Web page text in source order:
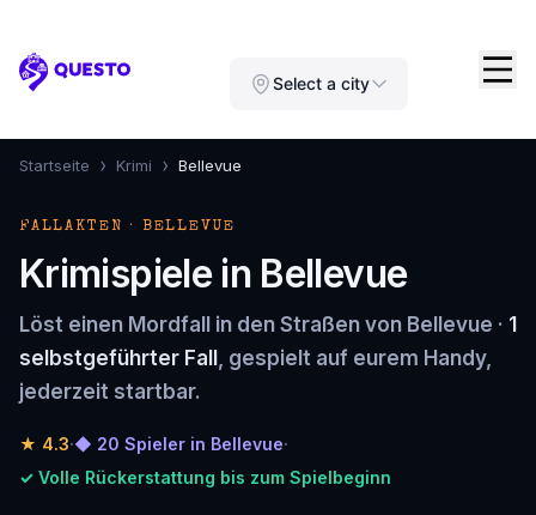
Questo Select a city
Startseite › Krimi › Bellevue
FALLAKTEN · BELLEVUE
Krimispiele in Bellevue
Löst einen Mordfall in den Straßen von Bellevue · 1
selbstgeführter Fall , gespielt auf eurem Handy,
jederzeit startbar.
★ 4.3·◆ 20 Spieler in Bellevue·
✓ Volle Rückerstattung bis zum Spielbeginn